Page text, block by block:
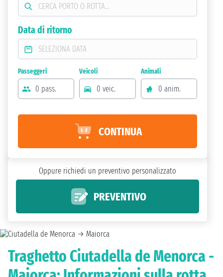
Traghetto Ciutadella de Menorca -
Data di ritorno
Passeggeri
0 pass.
Veicoli
0 veic.
Animali
0 anim.
CONTINUA
Oppure richiedi un preventivo personalizzato
PREVENTIVO